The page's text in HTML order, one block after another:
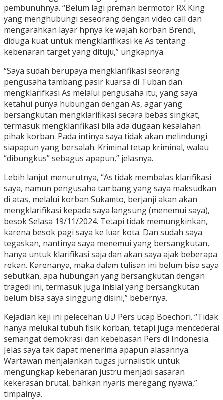
pembunuhnya. “Belum lagi preman bermotor RX King
yang menghubungi seseorang dengan video call dan
mengarahkan layar hpnya ke wajah korban Brendi,
diduga kuat untuk mengklarifikasi ke As tentang
kebenaran target yang dituju,” ungkapnya.
“Saya sudah berupaya mengklarifikasi seorang
pengusaha tambang pasir kuarsa di Tuban dan
mengklarifkasi As melalui pengusaha itu, yang saya
ketahui punya hubungan dengan As, agar yang
bersangkutan mengklarifikasi secara bebas singkat,
termasuk mengklarifikasi bila ada dugaan kesalahan
pihak korban. Pada intinya saya tidak akan melindungi
siapapun yang bersalah. Kriminal tetap kriminal, walau
“dibungkus” sebagus apapun,” jelasnya.
Lebih lanjut menurutnya, “As tidak membalas klarifikasi
saya, namun pengusaha tambang yang saya maksudkan
di atas, melalui korban Sukamto, berjanji akan akan
mengklarifikasi kepada saya langsung (menemui saya),
besok Selasa 19/11/2024. Tetapi tidak memungkinkan,
karena besok pagi saya ke luar kota. Dan sudah saya
tegaskan, nantinya saya menemui yang bersangkutan,
hanya untuk klarifikasi saja dan akan saya ajak beberapa
rekan. Karenanya, maka dalam tulisan ini belum bisa saya
sebutkan, apa hubungan yang bersangkutan dengan
tragedi ini, termasuk juga inisial yang bersangkutan
belum bisa saya singgung disini,” bebernya.
Kejadian keji ini pelecehan UU Pers ucap Boechori. “Tidak
hanya melukai tubuh fisik korban, tetapi juga mencederai
semangat demokrasi dan kebebasan Pers di Indonesia.
Jelas saya tak dapat menerima apapun alasannya.
Wartawan menjalankan tugas jurnalistik untuk
mengungkap kebenaran justru menjadi sasaran
kekerasan brutal, bahkan nyaris meregang nyawa,”
timpalnya.